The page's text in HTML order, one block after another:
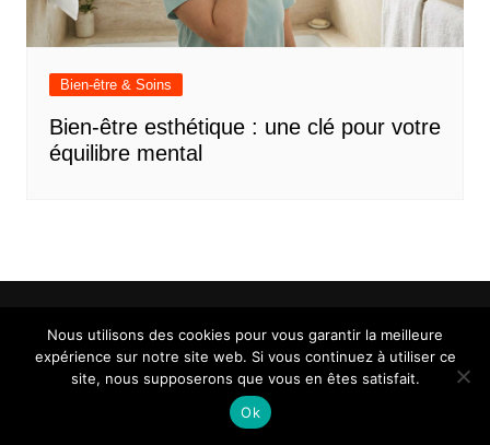
Bien-être & Soins
Bien-être esthétique : une clé pour votre
équilibre mental
Mentions légales Contact
Nous utilisons des cookies pour vous garantir la meilleure
expérience sur notre site web. Si vous continuez à utiliser ce
site, nous supposerons que vous en êtes satisfait.
Ok